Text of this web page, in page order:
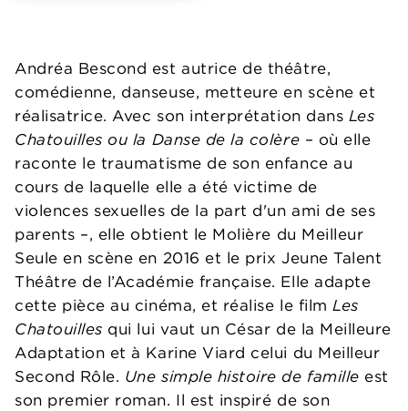
Andréa Bescond est autrice de théâtre,
comédienne, danseuse, metteure en scène et
réalisatrice. Avec son interprétation dans Les
Chatouilles ou la Danse de la colère – où elle
raconte le traumatisme de son enfance au
cours de laquelle elle a été victime de
violences sexuelles de la part d'un ami de ses
parents –, elle obtient le Molière du Meilleur
Seule en scène en 2016 et le prix Jeune Talent
Théâtre de l’Académie française. Elle adapte
cette pièce au cinéma, et réalise le filmLes
Chatouilles qui lui vaut un César de la Meilleure
Adaptation et à Karine Viard celui du Meilleur
Second Rôle. Une simple histoire de famille est
son premier roman. Il est inspiré de son